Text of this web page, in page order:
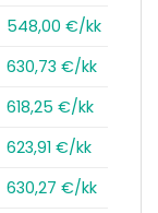
548,00 €/kk
630,73 €/kk
618,25 €/kk
623,91 €/kk
630,27 €/kk